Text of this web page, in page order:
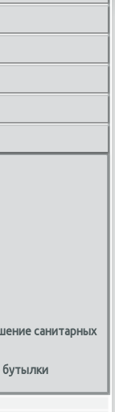
санитарных
бутылки